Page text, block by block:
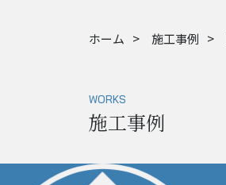
ホーム 施工事例
WORKS
施工事例